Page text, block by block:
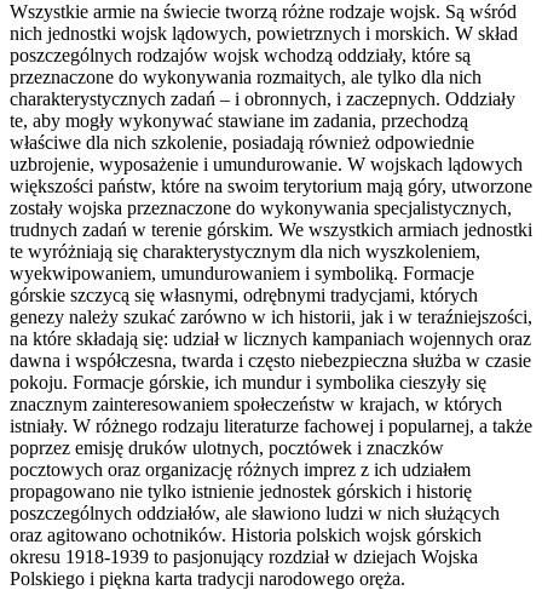
Wszystkie armie na świecie tworzą różne rodzaje wojsk. Są wśród
nich jednostki wojsk lądowych, powietrznych i morskich. W skład
poszczególnych rodzajów wojsk wchodzą oddziały, które są
przeznaczone do wykonywania rozmaitych, ale tylko dla nich
charakterystycznych zadań – i obronnych, i zaczepnych. Oddziały
te, aby mogły wykonywać stawiane im zadania, przechodzą
właściwe dla nich szkolenie, posiadają również odpowiednie
uzbrojenie, wyposażenie i umundurowanie. W wojskach lądowych
większości państw, które na swoim terytorium mają góry, utworzone
zostały wojska przeznaczone do wykonywania specjalistycznych,
trudnych zadań w terenie górskim. We wszystkich armiach jednostki
te wyróżniają się charakterystycznym dla nich wyszkoleniem,
wyekwipowaniem, umundurowaniem i symboliką. Formacje
górskie szczycą się własnymi, odrębnymi tradycjami, których
genezy należy szukać zarówno w ich historii, jak i w teraźniejszości,
na które składają się: udział w licznych kampaniach wojennych oraz
dawna i współczesna, twarda i często niebezpieczna służba w czasie
pokoju. Formacje górskie, ich mundur i symbolika cieszyły się
znacznym zainteresowaniem społeczeństw w krajach, w których
istniały. W różnego rodzaju literaturze fachowej i popularnej, a także
poprzez emisję druków ulotnych, pocztówek i znaczków
pocztowych oraz organizację różnych imprez z ich udziałem
propagowano nie tylko istnienie jednostek górskich i historię
poszczególnych oddziałów, ale sławiono ludzi w nich służących
oraz agitowano ochotników. Historia polskich wojsk górskich
okresu 1918-1939 to pasjonujący rozdział w dziejach Wojska
Polskiego i piękna karta tradycji narodowego oręża.